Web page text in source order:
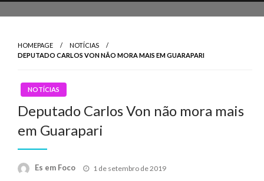
HOMEPAGE
NOTÍCIAS
DEPUTADO CARLOS VON NÃO MORA MAIS EM GUARAPARI
NOTÍCIAS
Deputado Carlos Von não mora mais
em Guarapari
Es em Foco
Posted
1 de setembro de 2019